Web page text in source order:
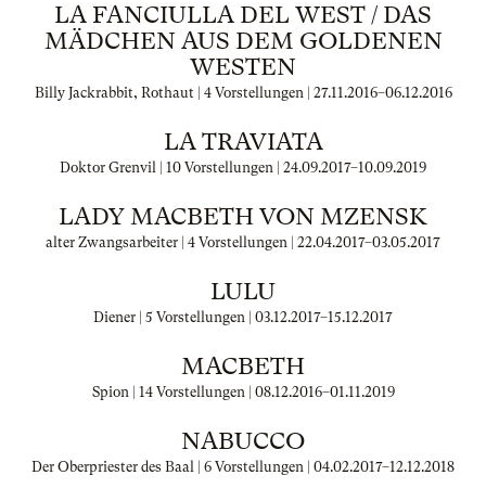
LA FANCIULLA DEL WEST / DAS
MÄDCHEN AUS DEM GOLDENEN
WESTEN
Billy Jackrabbit, Rothaut | 4 Vorstellungen | 27.11.2016–06.12.2016
LA TRAVIATA
Doktor Grenvil | 10 Vorstellungen | 24.09.2017–10.09.2019
LADY MACBETH VON MZENSK
alter Zwangsarbeiter | 4 Vorstellungen | 22.04.2017–03.05.2017
LULU
Diener | 5 Vorstellungen | 03.12.2017–15.12.2017
MACBETH
Spion | 14 Vorstellungen | 08.12.2016–01.11.2019
NABUCCO
Der Oberpriester des Baal | 6 Vorstellungen | 04.02.2017–12.12.2018